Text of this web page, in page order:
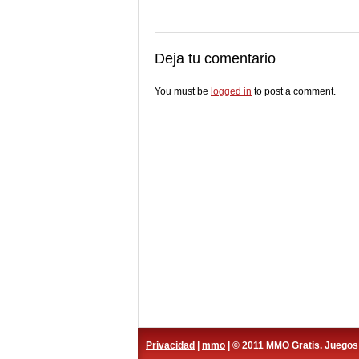
Deja tu comentario
You must be logged in to post a comment.
Privacidad mmo | © 2011 MMO Gratis.